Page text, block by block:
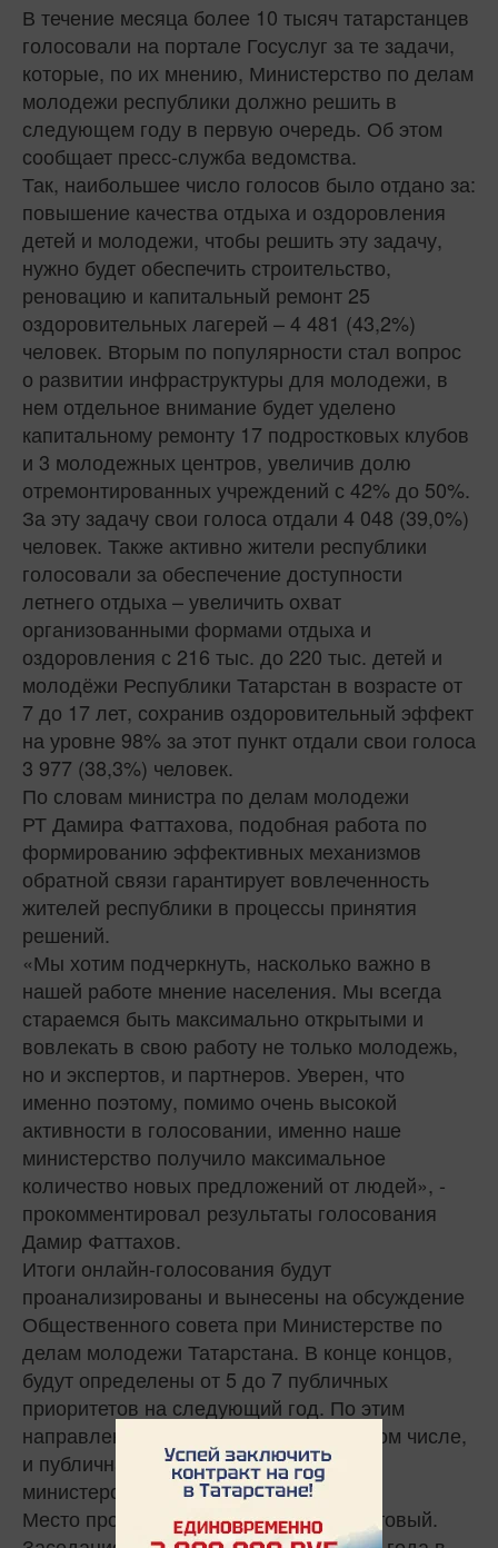
В течение месяца более 10 тысяч татарстанцев
голосовали на портале Госуслуг за те задачи,
которые, по их мнению, Министерство по делам
молодежи республики должно решить в
следующем году в первую очередь. Об этом
сообщает пресс-служба ведомства.
Так, наибольшее число голосов было отдано за:
повышение качества отдыха и оздоровления
детей и молодежи, чтобы решить эту задачу,
нужно будет обеспечить строительство,
реновацию и капитальный ремонт 25
оздоровительных лагерей – 4 481 (43,2%)
человек. Вторым по популярности стал вопрос
о развитии инфраструктуры для молодежи, в
нем отдельное внимание будет уделено
капитальному ремонту 17 подростковых клубов
и 3 молодежных центров, увеличив долю
отремонтированных учреждений с 42% до 50%.
За эту задачу свои голоса отдали 4 048 (39,0%)
человек. Также активно жители республики
голосовали за обеспечение доступности
летнего отдыха – увеличить охват
организованными формами отдыха и
оздоровления с 216 тыс. до 220 тыс. детей и
молодёжи Республики Татарстан в возрасте от
7 до 17 лет, сохранив оздоровительный эффект
на уровне 98% за этот пункт отдали свои голоса
3 977 (38,3%) человек.
По словам министра по делам молодежи
РТ Дамира Фаттахова, подобная работа по
формированию эффективных механизмов
обратной связи гарантирует вовлеченность
жителей республики в процессы принятия
решений.
«Мы хотим подчеркнуть, насколько важно в
нашей работе мнение населения. Мы всегда
стараемся быть максимально открытыми и
вовлекать в свою работу не только молодежь,
но и экспертов, и партнеров. Уверен, что
именно поэтому, помимо очень высокой
активности в голосовании, именно наше
министерство получило максимальное
количество новых предложений от людей», -
прокомментировал результаты голосования
Дамир Фаттахов.
Итоги онлайн-голосования будут
проанализированы и вынесены на обсуждение
Общественного совета при Министерстве по
делам молодежи Татарстана. В конце концов,
будут определены от 5 до 7 публичных
приоритетов на следующий год. По этим
направлениям будет проводиться, в том числе,
и публичная оценка деятельности
министерства.
Место проведения: ул. Сафьяна 5, актовый.